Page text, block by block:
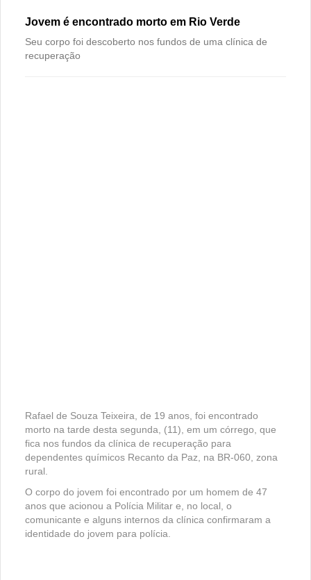
Jovem é encontrado morto em Rio Verde
Seu corpo foi descoberto nos fundos de uma clínica de
recuperação
Rafael de Souza Teixeira, de 19 anos, foi encontrado
morto na tarde desta segunda, (11), em um córrego, que
fica nos fundos da clínica de recuperação para
dependentes químicos Recanto da Paz, na BR-060, zona
rural.
O corpo do jovem foi encontrado por um homem de 47
anos que acionou a Polícia Militar e, no local, o
comunicante e alguns internos da clínica confirmaram a
identidade do jovem para polícia.